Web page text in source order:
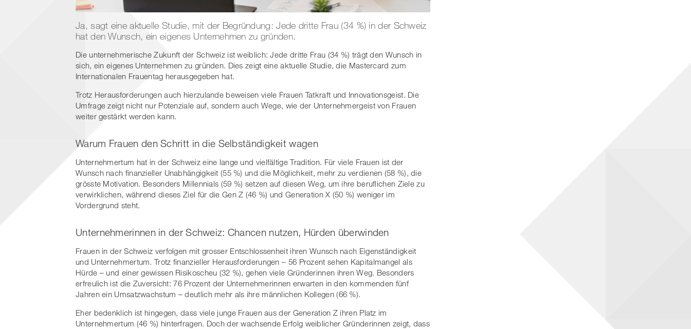
Ja, sagt eine aktuelle Studie, mit der Begründung: Jede dritte Frau (34 %) in der Schweiz
hat den Wunsch, ein eigenes Unternehmen zu gründen.
Die unternehmerische Zukunft der Schweiz ist weiblich: Jede dritte Frau (34 %) trägt den Wunsch in
sich, ein eigenes Unternehmen zu gründen. Dies zeigt eine aktuelle Studie, die Mastercard zum
Internationalen Frauentag herausgegeben hat.
Trotz Herausforderungen auch hierzulande beweisen viele Frauen Tatkraft und Innovationsgeist. Die
Umfrage zeigt nicht nur Potenziale auf, sondern auch Wege, wie der Unternehmergeist von Frauen
weiter gestärkt werden kann.
Warum Frauen den Schritt in die Selbständigkeit wagen
Unternehmertum hat in der Schweiz eine lange und vielfältige Tradition. Für viele Frauen ist der
Wunsch nach finanzieller Unabhängigkeit (55 %) und die Möglichkeit, mehr zu verdienen (58 %), die
grösste Motivation. Besonders Millennials (59 %) setzen auf diesen Weg, um ihre beruflichen Ziele zu
verwirklichen, während dieses Ziel für die Gen Z (46 %) und Generation X (50 %) weniger im
Vordergrund steht.
Unternehmerinnen in der Schweiz: Chancen nutzen, Hürden überwinden
Frauen in der Schweiz verfolgen mit grosser Entschlossenheit ihren Wunsch nach Eigenständigkeit
und Unternehmertum. Trotz finanzieller Herausforderungen – 56 Prozent sehen Kapitalmangel als
Hürde – und einer gewissen Risikoscheu (32 %), gehen viele Gründerinnen ihren Weg. Besonders
erfreulich ist die Zuversicht: 76 Prozent der Unternehmerinnen erwarten in den kommenden fünf
Jahren ein Umsatzwachstum – deutlich mehr als ihre männlichen Kollegen (66 %).
Eher bedenklich ist hingegen, dass viele junge Frauen aus der Generation Z ihren Platz im
Unternehmertum (46 %) hinterfragen. Doch der wachsende Erfolg weiblicher Gründerinnen zeigt, dass